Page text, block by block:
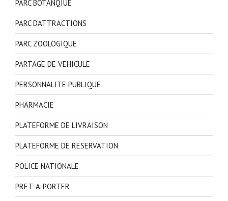
PARC BOTANQIUE
PARC D'ATTRACTIONS
PARC ZOOLOGIQUE
PARTAGE DE VEHICULE
PERSONNALITE PUBLIQUE
PHARMACIE
PLATEFORME DE LIVRAISON
PLATEFORME DE RESERVATION
POLICE NATIONALE
PRET-A-PORTER